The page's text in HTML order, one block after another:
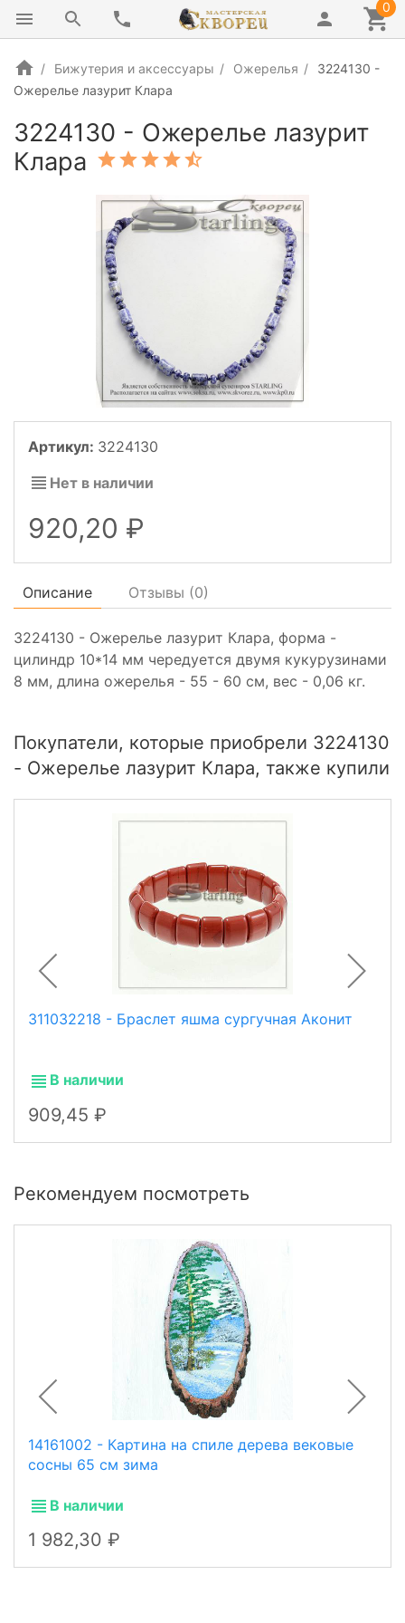
0
Бижутерия и аксессуары Ожерелья
3224130 -
Ожерелье лазурит Клара
3224130 - Ожерелье лазурит
Клара
Артикул: 3224130
Нет в наличии
920,20
Описание Отзывы (0)
3224130 - Ожерелье лазурит Клара, форма -
цилиндр 10*14 мм чередуется двумя кукурузинами
8 мм, длина ожерелья - 55 - 60 см, вес - 0,06 кг.
Покупатели, которые приобрели 3224130
- Ожерелье лазурит Клара, также купили
311032218 - Браслет яшма сургучная Аконит
В наличии
909,45
Рекомендуем посмотреть
14161002 - Картина на спиле дерева вековые
сосны 65 см зима
В наличии
1 982,30